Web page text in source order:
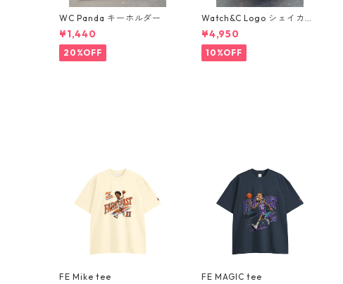
WC Panda キーホルダー
¥1,440
20%OFF
Watch&C Logo シェイカ
ー Web限定10個‼️
¥4,950
10%OFF
FE Mike tee FE MAGIC tee